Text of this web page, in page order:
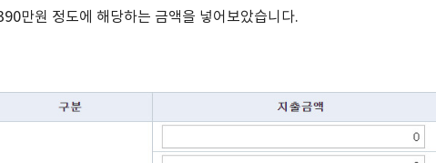
만원 정도에 해당하는 금액을 넣어보았습니다.